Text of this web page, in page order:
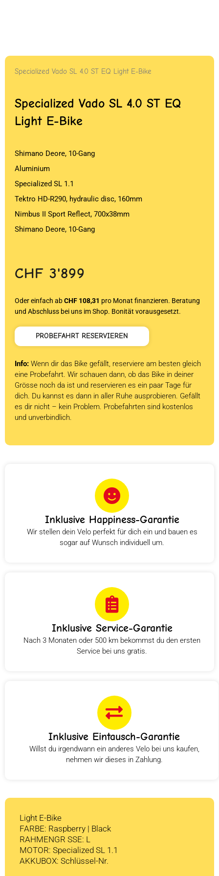
Specialized Vado SL 4.0 ST EQ Light E-Bike
Specialized Vado SL 4.0 ST EQ
Light E-Bike
Shimano Deore, 10-Gang
Aluminium
Specialized SL 1.1
Tektro HD-R290, hydraulic disc, 160mm
Nimbus II Sport Reflect, 700x38mm
Shimano Deore, 10-Gang
CHF 3'899
Oder einfach abCHF 108,31 pro Monat finanzieren. Beratung
und Abschluss bei uns im Shop. Bonität vorausgesetzt.
PROBEFAHRT RESERVIEREN
Info: Wenn dir das Bike gefällt, reserviere am besten gleich
eine Probefahrt. Wir schauen dann, ob das Bike in deiner
Grösse noch da ist und reservieren es ein paar Tage für
dich. Du kannst es dann in aller Ruhe ausprobieren. Gefällt
es dir nicht – kein Problem. Probefahrten sind kostenlos
und unverbindlich.
Inklusive Happiness-Garantie
Wir stellen dein Velo perfekt für dich ein und bauen es
sogar auf Wunsch individuell um.
Inklusive Service-Garantie
Nach 3 Monaten oder 500 km bekommst du den ersten
Service bei uns gratis.
Inklusive Eintausch-Garantie
Willst du irgendwann ein anderes Velo bei uns kaufen,
nehmen wir dieses in Zahlung.
Light E-Bike
FARBE: Raspberry | Black
RAHMENGR SSE: L
MOTOR: Specialized SL 1.1
AKKUBOX: Schlüssel-Nr.